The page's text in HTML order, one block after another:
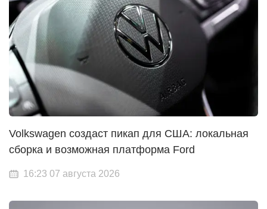
Volkswagen создаст пикап для США: локальная
сборка и возможная платформа Ford
16:23 07 августа 2026